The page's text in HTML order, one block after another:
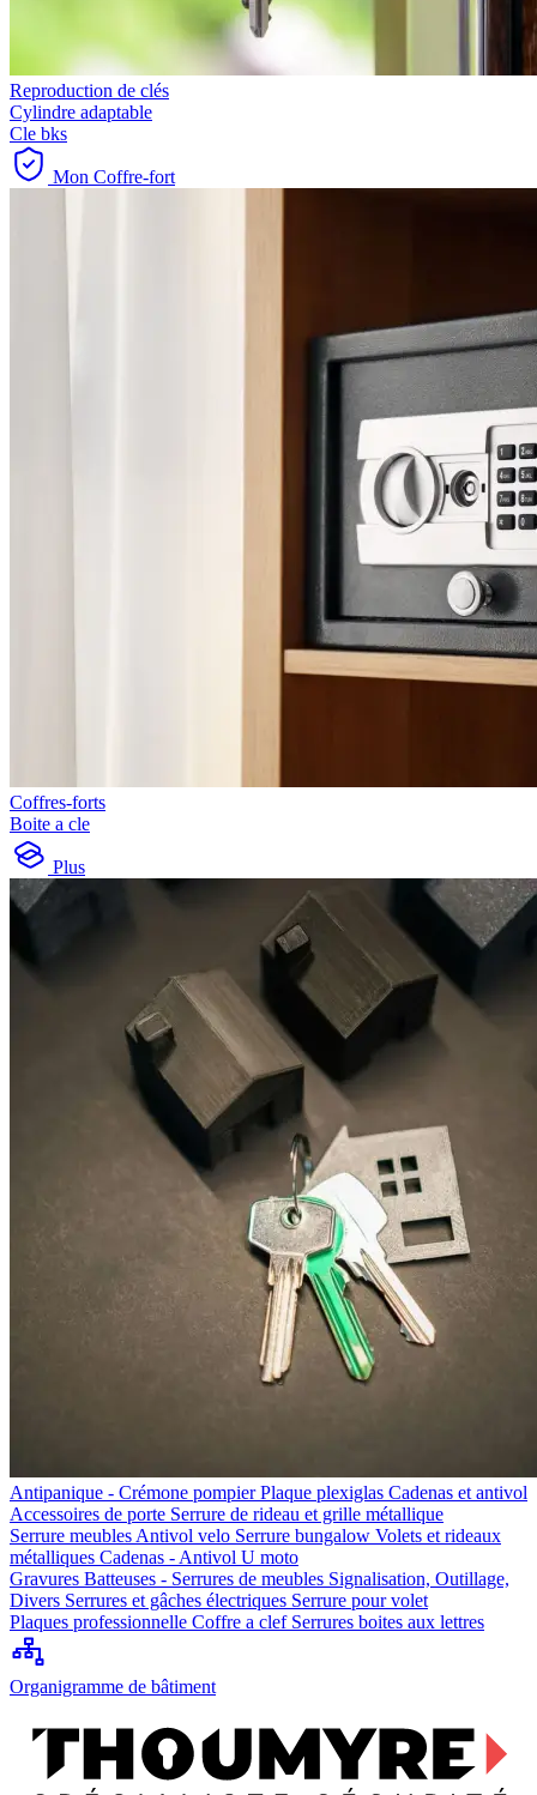
Reproduction de clés
Cylindre adaptable
Cle bks
Mon Coffre-fort
Coffres-forts
Boite a cle
Plus
Antipanique - Crémone pompierPlaque plexiglas Cadenas et antivol
Accessoires de porte Serrure de rideau et grille métallique
Serrure meubles Antivol velo Serrure bungalow Volets et rideaux
métalliques Cadenas - Antivol U moto
Gravures Batteuses - Serrures de meubles Signalisation, Outillage,
Divers Serrures et gâches électriques Serrure pour volet
Plaques professionnelle Coffre a clef Serrures boites aux lettres
Organigramme de bâtiment